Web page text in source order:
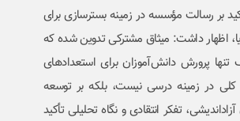
بر رسالت مؤسسه در زمینه بسترسازی برای
اظهار داشت: میثاق مشترکی تدوین شده که
پرورش دانش‌آموزان برای استعدادهای
در زمینه درسی نیست، بلکه بر توسعه
تفکر انتقادی و نگاه تحلیلی تأکید